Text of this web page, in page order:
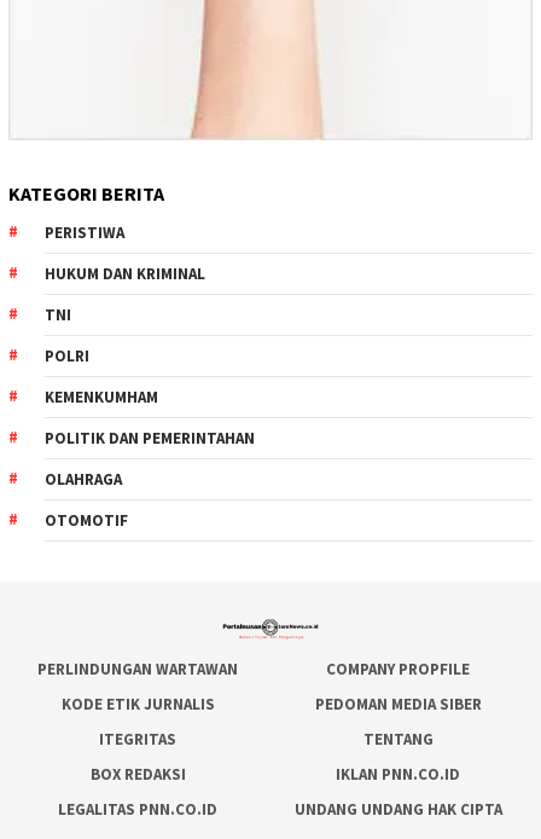
KATEGORI BERITA
PERISTIWA
HUKUM DAN KRIMINAL
TNI
POLRI
KEMENKUMHAM
POLITIK DAN PEMERINTAHAN
OLAHRAGA
OTOMOTIF
PERLINDUNGAN WARTAWAN
COMPANY PROPFILE
KODE ETIK JURNALIS
PEDOMAN MEDIA SIBER
ITEGRITAS
TENTANG
BOX REDAKSI
IKLAN PNN.CO.ID
LEGALITAS PNN.CO.ID
UNDANG UNDANG HAK CIPTA